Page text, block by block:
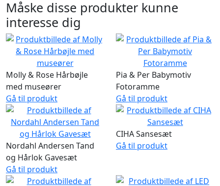
Måske disse produkter kunne
interesse dig
Molly & Rose Hårbøjle
med museører
Gå til produkt
Pia & Per Babymotiv
Fotoramme
Gå til produkt
Nordahl Andersen Tand
og Hårlok Gavesæt
Gå til produkt
CIHA Sansesæt
Gå til produkt